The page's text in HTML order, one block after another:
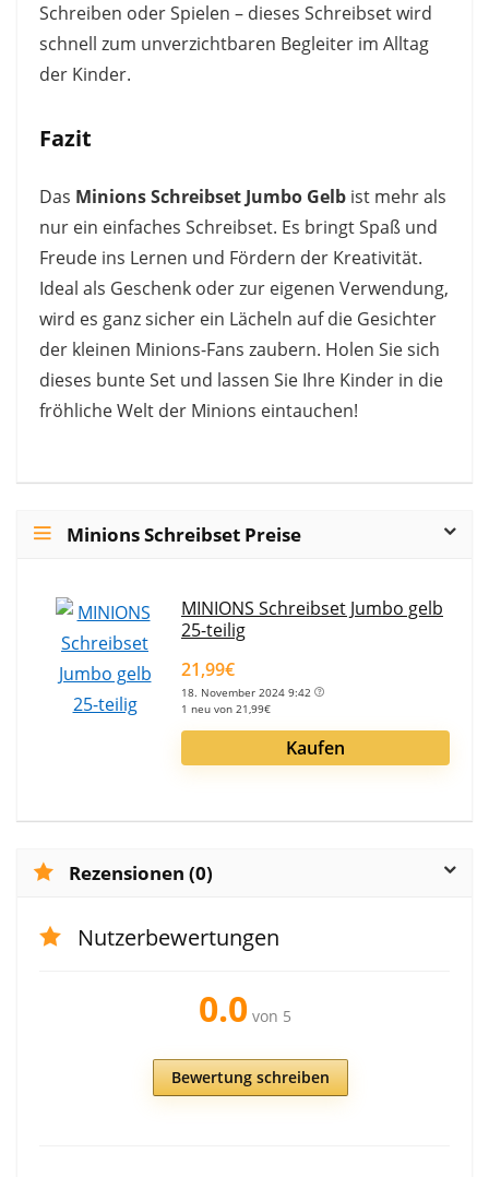
Schreiben oder Spielen – dieses Schreibset wird
schnell zum unverzichtbaren Begleiter im Alltag
der Kinder.
Fazit
Das Minions Schreibset Jumbo Gelb ist mehr als
nur ein einfaches Schreibset. Es bringt Spaß und
Freude ins Lernen und Fördern der Kreativität.
Ideal als Geschenk oder zur eigenen Verwendung,
wird es ganz sicher ein Lächeln auf die Gesichter
der kleinen Minions-Fans zaubern. Holen Sie sich
dieses bunte Set und lassen Sie Ihre Kinder in die
fröhliche Welt der Minions eintauchen!
Minions Schreibset Preise
MINIONS Schreibset Jumbo gelb
25-teilig
21,99€
18. November 2024 9:42
1 neu von 21,99€
Kaufen
Rezensionen (0)
Nutzerbewertungen
0.0 von 5
Bewertung schreiben